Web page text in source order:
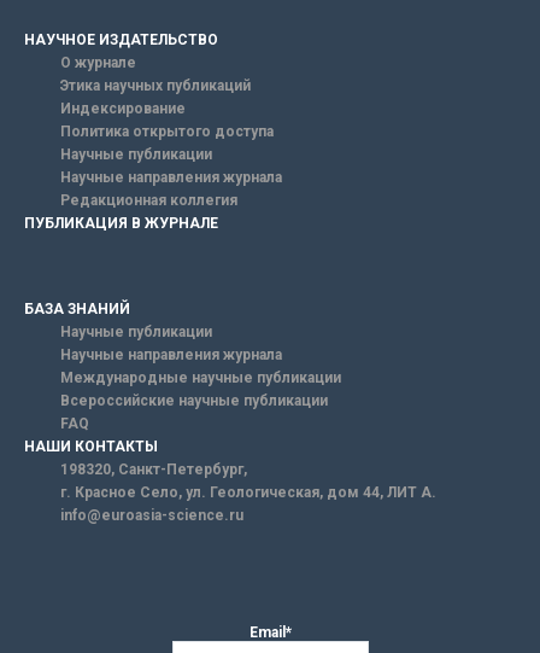
НАУЧНОЕ ИЗДАТЕЛЬСТВО
О журнале
Этика научных публикаций
Индексирование
Политика открытого доступа
Научные публикации
Научные направления журнала
Редакционная коллегия
ПУБЛИКАЦИЯ В ЖУРНАЛЕ
БАЗА ЗНАНИЙ
Научные публикации
Научные направления журнала
Международные научные публикации
Всероссийские научные публикации
FAQ
НАШИ КОНТАКТЫ
198320, Санкт-Петербург,
г. Красное Село, ул. Геологическая, дом 44, ЛИТ А.
info@euroasia-science.ru
Email*